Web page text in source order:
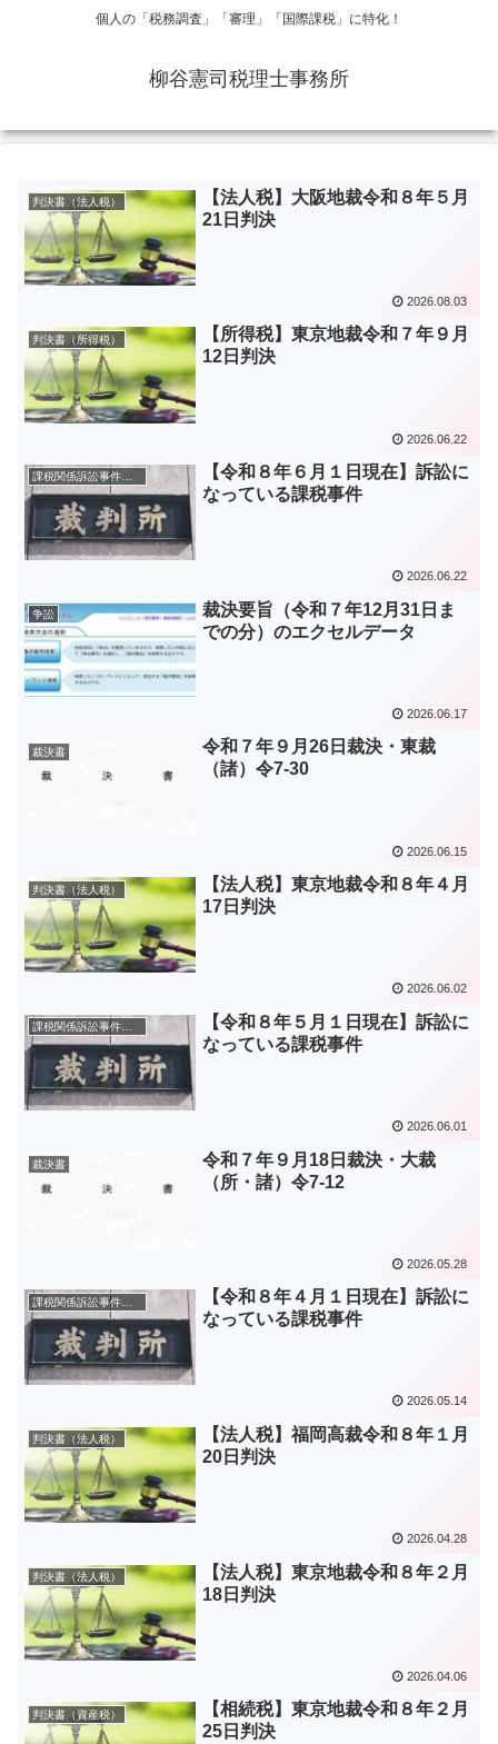
個人の「税務調査」「審理」「国際課税」に特化！
柳谷憲司税理士事務所
判決書（法人税）
【法人税】大阪地裁令和８年５月
21日判決
2026.08.03
判決書（所得税）
【所得税】東京地裁令和７年９月
12日判決
2026.06.22
課税関係訴訟事件一覧表
【令和８年６月１日現在】訴訟に
なっている課税事件
2026.06.22
争訟
裁決要旨（令和７年12月31日ま
での分）のエクセルデータ
2026.06.17
裁決書
令和７年９月26日裁決・東裁
（諸）令7-30
2026.06.15
判決書（法人税）
【法人税】東京地裁令和８年４月
17日判決
2026.06.02
課税関係訴訟事件一覧表
【令和８年５月１日現在】訴訟に
なっている課税事件
2026.06.01
裁決書
令和７年９月18日裁決・大裁
（所・諸）令7-12
2026.05.28
課税関係訴訟事件一覧表
【令和８年４月１日現在】訴訟に
なっている課税事件
2026.05.14
判決書（法人税）
【法人税】福岡高裁令和８年１月
20日判決
2026.04.28
判決書（法人税）
【法人税】東京地裁令和８年２月
18日判決
2026.04.06
判決書（資産税）
【相続税】東京地裁令和８年２月
25日判決